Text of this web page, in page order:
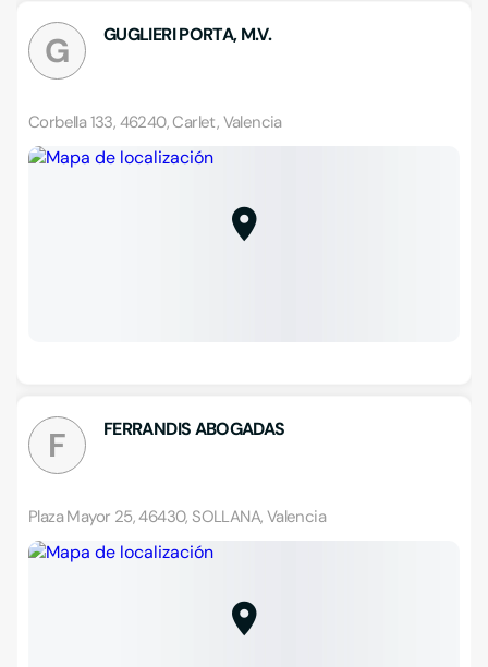
G GUGLIERI PORTA, M.V.
Corbella 133, 46240, Carlet, Valencia
F FERRANDIS ABOGADAS
Plaza Mayor 25, 46430, SOLLANA, Valencia